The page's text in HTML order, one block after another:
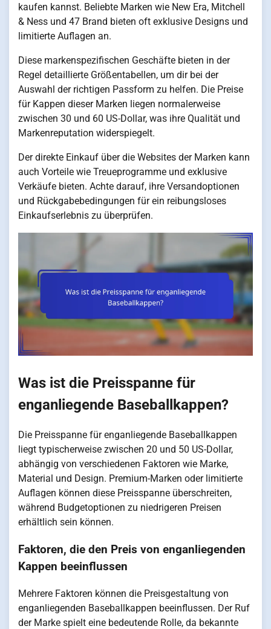
kaufen kannst. Beliebte Marken wie New Era, Mitchell
& Ness und 47 Brand bieten oft exklusive Designs und
limitierte Auflagen an.
Diese markenspezifischen Geschäfte bieten in der
Regel detaillierte Größentabellen, um dir bei der
Auswahl der richtigen Passform zu helfen. Die Preise
für Kappen dieser Marken liegen normalerweise
zwischen 30 und 60 US-Dollar, was ihre Qualität und
Markenreputation widerspiegelt.
Der direkte Einkauf über die Websites der Marken kann
auch Vorteile wie Treueprogramme und exklusive
Verkäufe bieten. Achte darauf, ihre Versandoptionen
und Rückgabebedingungen für ein reibungsloses
Einkaufserlebnis zu überprüfen.
Was ist die Preisspanne für
enganliegende Baseballkappen?
Die Preisspanne für enganliegende Baseballkappen
liegt typischerweise zwischen 20 und 50 US-Dollar,
abhängig von verschiedenen Faktoren wie Marke,
Material und Design. Premium-Marken oder limitierte
Auflagen können diese Preisspanne überschreiten,
während Budgetoptionen zu niedrigeren Preisen
erhältlich sein können.
Faktoren, die den Preis von enganliegenden
Kappen beeinflussen
Mehrere Faktoren können die Preisgestaltung von
enganliegenden Baseballkappen beeinflussen. Der Ruf
der Marke spielt eine bedeutende Rolle, da bekannte